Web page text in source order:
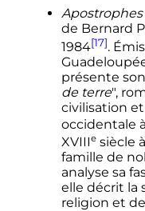
de Bernard
1984[17].
présente
de terre",
civilisation
occidentale
XVIIIe siècle
famille de
analyse sa
elle décrit la
religion et